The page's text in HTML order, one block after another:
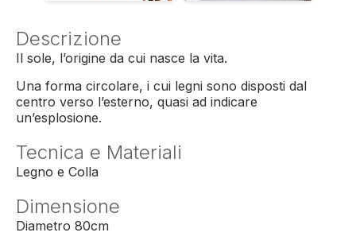
Descrizione
Il sole, l’origine da cui nasce la vita.
Una forma circolare, i cui legni sono disposti dal
centro verso l’esterno, quasi ad indicare
un’esplosione.
Tecnica e Materiali
Legno e Colla
Dimensione
Diametro 80cm